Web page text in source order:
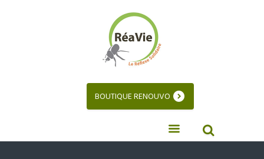
BOUTIQUE RENOUVO